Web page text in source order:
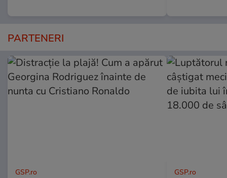
PARTENERI
GSP.ro GSP.ro